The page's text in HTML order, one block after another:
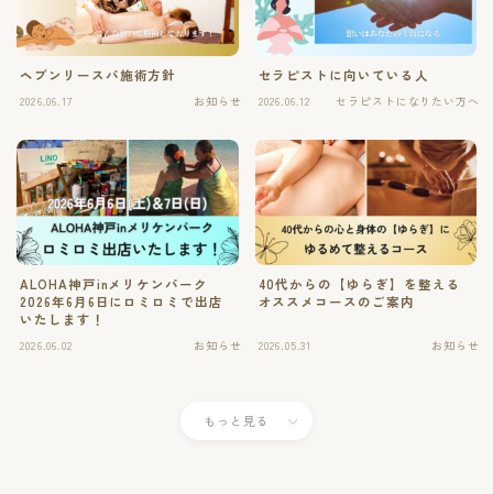
ヘブンリースパ施術方針
2026.06.17 お知らせ
セラピストに向いている人
2026.06.12 セラピストになりたい方へ
ALOHA神戸inメリケンパーク
2026年6月6日にロミロミで出店
いたします！
2026.06.02 お知らせ
40代からの【ゆらぎ】を整える
オススメコースのご案内
2026.05.31 お知らせ
もっと見る